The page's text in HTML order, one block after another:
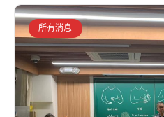
所有消息